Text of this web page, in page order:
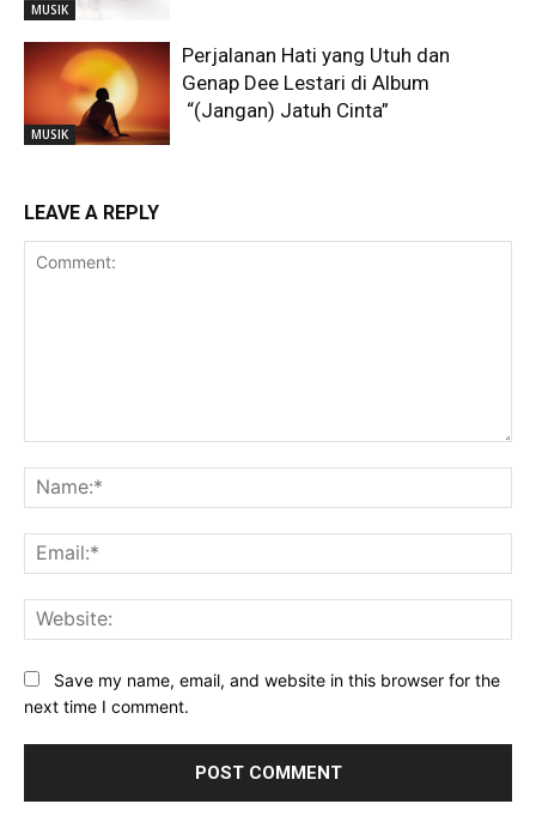
MUSIK
MUSIK
Perjalanan Hati yang Utuh dan
Genap Dee Lestari di Album
“(Jangan) Jatuh Cinta”
LEAVE A REPLY
Save my name, email, and website in this browser for the
next time I comment.